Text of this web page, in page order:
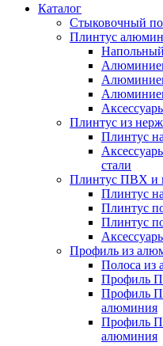
Каталог
Стыковочный
Плинтус
Плинтус из
Плинтус
стали
Плинтус ПВХ и
Плинтус
Плинтус
Плинтус
Профиль из
Полоса из
Профиль
Профиль
алюминия
Профиль
алюминия